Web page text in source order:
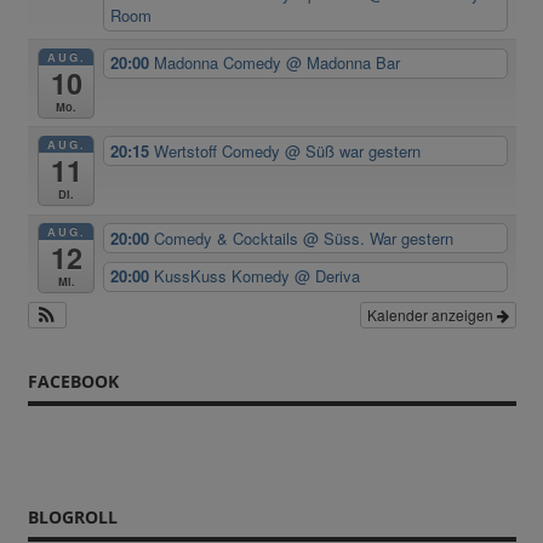
Room
AUG.
10
Mo.
20:00 Madonna Comedy@ Madonna Bar
AUG.
11
Di.
20:15Wertstoff Comedy@ Süß war gestern
AUG.
12
Mi.
20:00Comedy & Cocktails@ Süss. War gestern
20:00 KussKuss Komedy@ Deriva
Kalender anzeigen
FACEBOOK
BLOGROLL